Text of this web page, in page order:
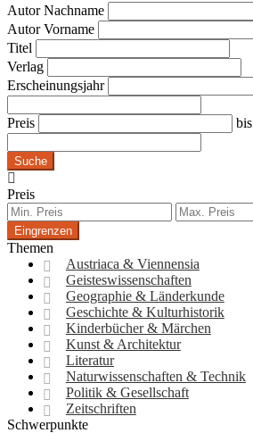
Autor Nachname
Autor Vorname
Titel
Verlag
Erscheinungsjahr
Preis bis
Suche
Preis
Eingrenzen
Themen
Austriaca & Viennensia
Geisteswissenschaften
Geographie & Länderkunde
Geschichte & Kulturhistorik
Kinderbücher & Märchen
Kunst & Architektur
Literatur
Naturwissenschaften & Technik
Politik & Gesellschaft
Zeitschriften
Schwerpunkte